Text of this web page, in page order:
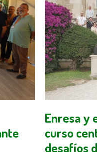
Enresa y
curso
desafíos